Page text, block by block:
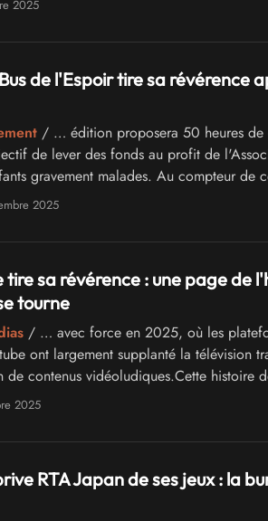
2025
de l'Espoir tire sa révérence
/ … édition proposera 50 heures de
de lever des fonds au profit de
gravement malades. Au compteur de
2025
tire sa révérence : une page de
tourne
/ … avec force en 2025, où les
ont largement supplanté la télévision
de contenus vidéoludiques.Cette histoire
vidéo en France a …
2025
RTA Japan de ses jeux : la